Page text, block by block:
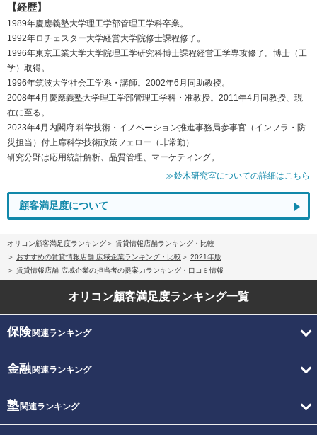
【経歴】
1989年慶應義塾大学理工学部管理工学科卒業。
1992年ロチェスター大学経営大学院修士課程修了。
1996年東京工業大学大学院理工学研究科博士課程経営工学専攻修了。博士（工
学）取得。
1996年筑波大学社会工学系・講師。2002年6月同助教授。
2008年4月慶應義塾大学理工学部管理工学科・准教授。2011年4月同教授、現
在に至る。
2023年4月内閣府 科学技術・イノベーション推進事務局参事官（インフラ・防
災担当）付上席科学技術政策フェロー（非常勤）
研究分野は応用統計解析、品質管理、マーケティング。
≫鈴木研究室についての詳細はこちら
顧客満足度について
オリコン顧客満足度ランキング
賃貸情報店舗ランキング・比較
おすすめの賃貸情報店舗 広域企業ランキング・比較
2021年版
賃貸情報店舗 広域企業の担当者の提案力ランキング・口コミ情報
オリコン顧客満足度ランキング一覧
保険関連ランキング
金融関連ランキング
塾関連ランキング